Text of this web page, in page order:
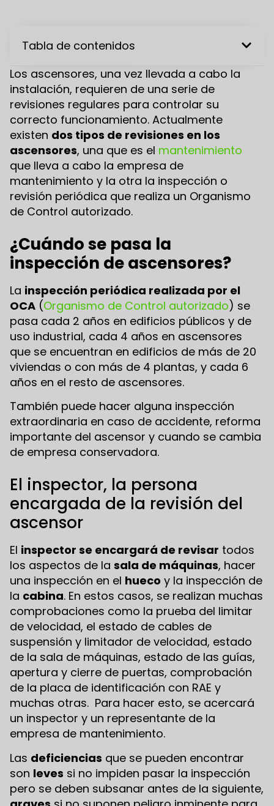
Tabla de contenidos
Los ascensores, una vez llevada a cabo la
instalación, requieren de una serie de
revisiones regulares para controlar su
correcto funcionamiento. Actualmente
existen dos tipos de revisiones en los
ascensores, una que es el mantenimiento
que lleva a cabo la empresa de
mantenimiento y la otra la inspección o
revisión periódica que realiza un Organismo
de Control autorizado.
¿Cuándo se pasa la
inspección de ascensores?
La inspección periódica realizada por el
OCA (Organismo de Control autorizado) se
pasa cada 2 años en edificios públicos y de
uso industrial, cada 4 años en ascensores
que se encuentran en edificios de más de 20
viviendas o con más de 4 plantas, y cada 6
años en el resto de ascensores.
También puede hacer alguna inspección
extraordinaria en caso de accidente, reforma
importante del ascensor y cuando se cambia
de empresa conservadora.
El inspector, la persona
encargada de la revisión del
ascensor
El inspector se encargará de revisar todos
los aspectos de la sala de máquinas, hacer
una inspección en el hueco y la inspección de
la cabina. En estos casos, se realizan muchas
comprobaciones como la prueba del limitar
de velocidad, el estado de cables de
suspensión y limitador de velocidad, estado
de la sala de máquinas, estado de las guías,
apertura y cierre de puertas, comprobación
de la placa de identificación con RAE y
muchas otras. Para hacer esto, se acercará
un inspector y un representante de la
empresa de mantenimiento.
Las deficiencias que se pueden encontrar
son leves si no impiden pasar la inspección
pero se deben subsanar antes de la siguiente,